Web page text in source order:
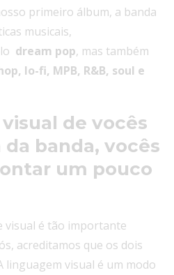
primeiro álbum, a banda
musicais,
dream pop, mas também
lo-fi, MPB, R&B, soul e
de vocês
banda, vocês
um pouco
visual é tão importante
acreditamos que os dois
linguagem visual é um modo